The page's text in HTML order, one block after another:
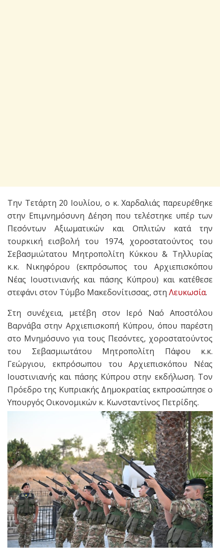
Την Τετάρτη 20 Ιουλίου, ο κ. Χαρδαλιάς παρευρέθηκε
στην Επιμνημόσυνη Δέηση που τελέστηκε υπέρ των
Πεσόντων Αξιωματικών και Οπλιτών κατά την
τουρκική εισβολή του 1974, χοροστατούντος του
Σεβασμιώτατου Μητροπολίτη Κύκκου & Τηλλυρίας
κ.κ. Νικηφόρου (εκπρόσωπος του Αρχιεπισκόπου
Νέας Ιουστινιανής και πάσης Κύπρου) και κατέθεσε
στεφάνι στον Τύμβο Μακεδονίτισσας, στη Λευκωσία.
Στη συνέχεια, μετέβη στον Ιερό Ναό Αποστόλου
Βαρνάβα στην Αρχιεπισκοπή Κύπρου, όπου παρέστη
στο Μνημόσυνο για τους Πεσόντες, χοροστατούντος
του Σεβασμιωτάτου Μητροπολίτη Πάφου κ.κ.
Γεώργιου, εκπρόσωπου του Αρχιεπισκόπου Νέας
Ιουστινιανής και πάσης Κύπρου στην εκδήλωση. Τον
Πρόεδρο της Κυπριακής Δημοκρατίας εκπροσώπησε ο
Υπουργός Οικονομικών κ. Κωνσταντίνος Πετρίδης.